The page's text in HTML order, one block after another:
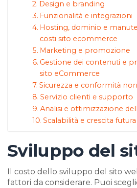
Design e branding
Funzionalità e integrazioni
Hosting, dominio e
costi sito ecommerce
Marketing e promozione
Gestione dei contenuti e
sito eCommerce
Sicurezza e conformità
Servizio clienti e supporto
Analisi e ottimizzazione
Scalabilità e crescita futura
Sviluppo del
Il costo dello sviluppo del sito
fattori da considerare. Puoi